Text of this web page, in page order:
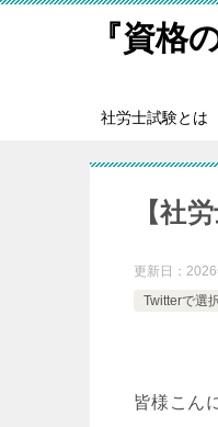
『資格
社労士試験とは
【社
更新日： 2026
Twitterで選
皆様こん